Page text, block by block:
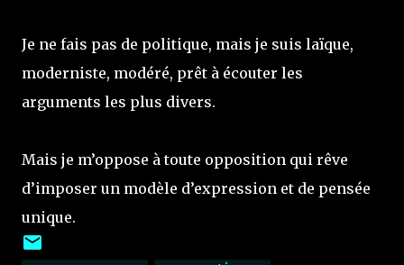
Je ne fais pas de politique, mais je suis laïque,
moderniste, modéré, prêt à écouter les
arguments les plus divers.
Mais je m’oppose à toute opposition qui rêve
d’imposer un modèle d’expression et de pensée
unique.